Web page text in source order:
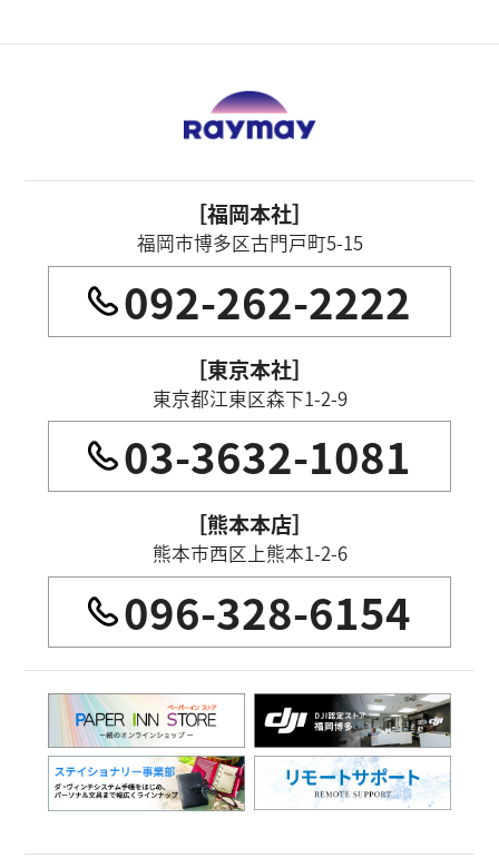
［福岡本社］
福岡市博多区古門戸町5-15
092-262-2222
［東京本社］
東京都江東区森下1-2-9
03-3632-1081
［熊本本店］
熊本市西区上熊本1-2-6
096-328-6154